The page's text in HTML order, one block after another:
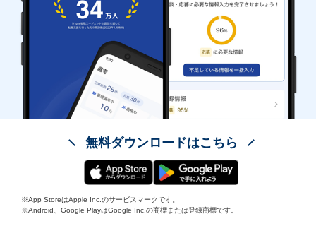
無料ダウンロードはこちら
※App StoreはApple Inc.のサービスマークです。
※Android、Google PlayはGoogle Inc.の商標または登録商標です。